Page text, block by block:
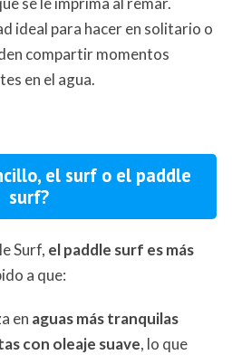
ideal para hacer en solitario o
compartir momentos
en el agua.
el surf o el paddle
surf?
Surf, el paddle surf es más
a que:
en aguas más tranquilas
con oleaje suave, lo que